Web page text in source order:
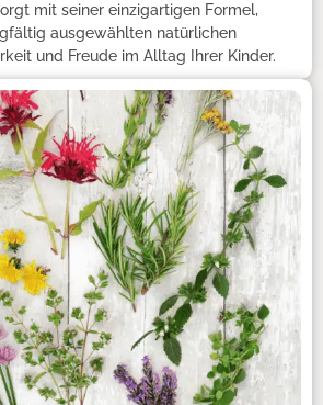
mit seiner einzigartigen Formel,
ausgewählten natürlichen
und Freude im Alltag Ihrer Kinder.